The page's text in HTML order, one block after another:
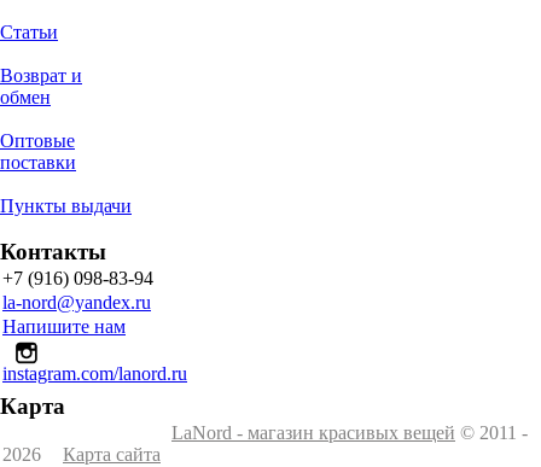
Статьи
Возврат и
обмен
Оптовые
поставки
Пункты выдачи
Контакты
+7 (916) 098-83-94
la-nord@yandex.ru
Напишите нам
instagram.com/lanord.ru
Карта
LaNord - магазин красивых вещей © 2011 -
2026
Карта сайта